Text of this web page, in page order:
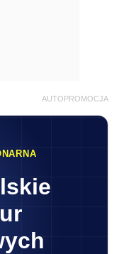
AUTOPROMOCJA